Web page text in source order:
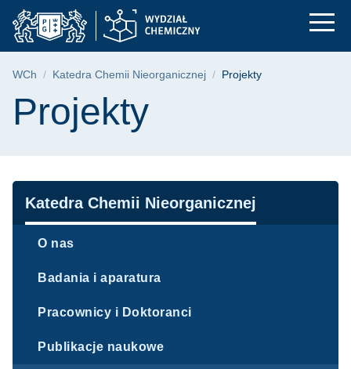
Przejdź
do
menu
Przejdź
do
wyszukiwarki
Przejdź
do
treści
Projekty | Wydział
Ścieżka nawigacyjna
WCh Katedra Chemii Nieorganicznej Projekty
Treść strony
Projekty
Nawigacja
Katedra Chemii Nieorganicznej
O nas
Badania i aparatura
Pracownicy i Doktoranci
Publikacje naukowe